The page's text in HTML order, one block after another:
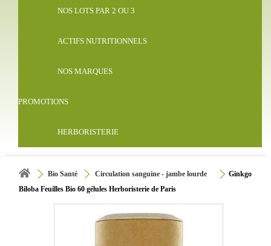
NOS LOTS PAR 2 OU 3
ACTIFS NUTRITIONNELS
NOS MARQUES
PROMOTIONS
HERBORISTERIE
Bio Santé Circulation sanguine - jambe lourde
Ginkgo
Biloba Feuilles Bio 60 gélules Herboristerie de Paris